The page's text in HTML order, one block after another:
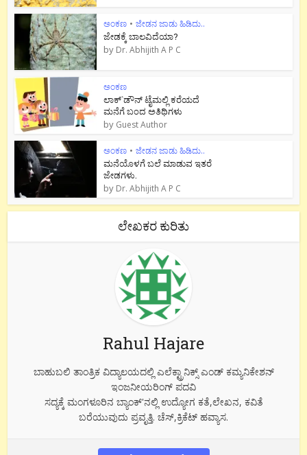
ಅಂಕಣ • ಜೇಡನ ಜಾಡು ಹಿಡಿದು..
ಜೇಡಕ್ಕೆ ಬಾಲವಿದೆಯಾ?
by Dr. Abhijith A P C
ಅಂಕಣ
ಲಾಕ್`ಡೌನ್ ಟೈಮಲ್ಲಿ ಕರೆಯದೆ
ಮನೆಗೆ ಬಂದ ಅತಿಥಿಗಳು
by Guest Author
ಅಂಕಣ • ಜೇಡನ ಜಾಡು ಹಿಡಿದು..
ಮನೆಯೊಳಗೆ ಬಲೆ ಮಾಡುವ ಇತರೆ
ಜೇಡಗಳು.
by Dr. Abhijith A P C
ಲೇಖಕರ ಕುರಿತು
Rahul Hajare
ಬಾಹುಬಲಿ ತಾಂತ್ರಿಕ ವಿದ್ಯಾಲಯದಲ್ಲಿ ಎಲೆಕ್ಟ್ರಾನಿಕ್ಸ್ ಎಂಡ್ ಕಮ್ಯನಿಕೇಶನ್
ಇಂಜನೀಯರಿಂಗ್ ಪದವಿ
ಸದ್ಯಕ್ಕೆ ಮಂಗಳೂರಿನ ಬ್ಯಾಂಕ್'ನಲ್ಲಿ ಉದ್ಯೋಗ ಕತೆ,ಲೇಖನ, ಕವಿತೆ
ಬರೆಯುವುದು ಪ್ರವೃತ್ತಿ. ಚೆಸ್,ಕ್ರಿಕೆಟ್ ಹವ್ಯಾಸ.